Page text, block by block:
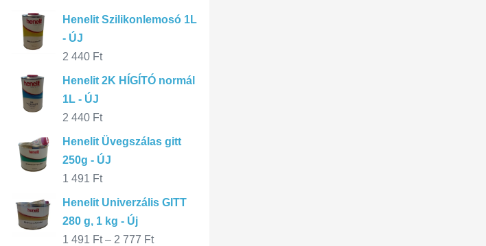
Henelit Szilikonlemosó 1L
- ÚJ
2 440 Ft
Henelit 2K HÍGÍTÓ normál
1L - ÚJ
2 440 Ft
Henelit Üvegszálas gitt
250g - ÚJ
1 491 Ft
Henelit Univerzális GITT
280 g, 1 kg - Új
1 491 Ft – 2 777 Ft